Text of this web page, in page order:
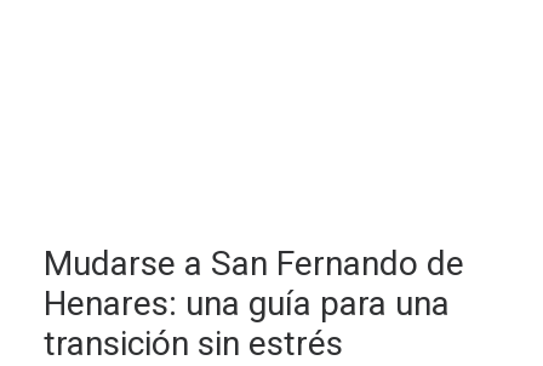
Mudarse a San Fernando de
Henares: una guía para una
transición sin estrés